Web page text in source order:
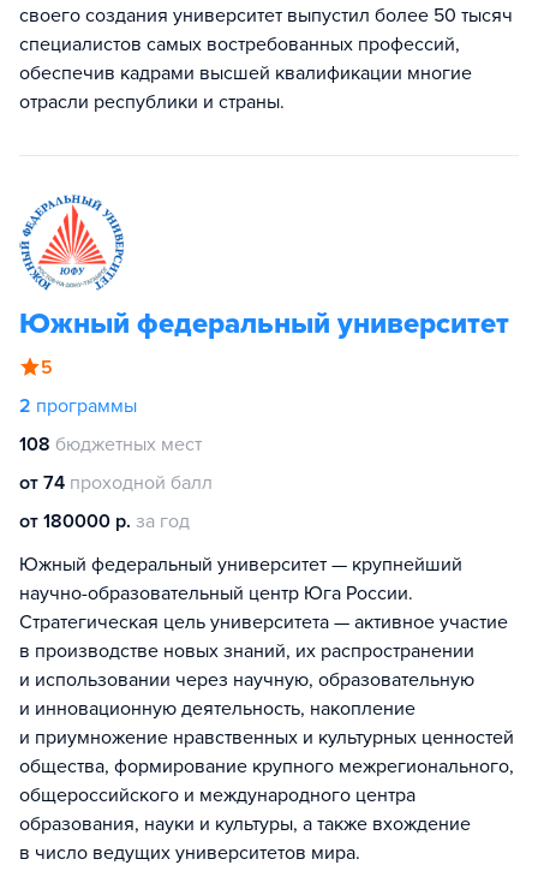
своего создания университет выпустил более 50 тысяч
специалистов самых востребованных профессий,
обеспечив кадрами высшей квалификации многие
отрасли республики и страны.
Южный федеральный университет
5
2 программы
108 бюджетных мест
от 74 проходной балл
от 180000 р. за год
Южный федеральный университет — крупнейший
научно-образовательный центр Юга России.
Стратегическая цель университета — активное участие
в производстве новых знаний, их распространении
и использовании через научную, образовательную
и инновационную деятельность, накопление
и приумножение нравственных и культурных ценностей
общества, формирование крупного межрегионального,
общероссийского и международного центра
образования, науки и культуры, а также вхождение
в число ведущих университетов мира.